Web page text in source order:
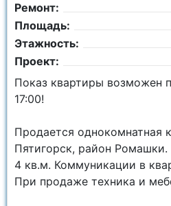
Ремонт:
Площадь:
Этажность:
Проект:
Показ квартиры возможен
17:00!
Продается однокомнатная
Пятигорск, район
4 кв.м. Коммуникации в
При продаже техника и